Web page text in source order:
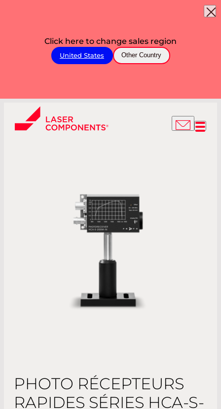
Click here to change sales region
United States Other Country
PHOTO RÉCEPTEURS
RAPIDES SÉRIES HCA-S-